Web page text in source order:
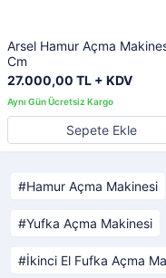
Arsel Hamur Açma
Cm
27.000,00 TL + KDV
Sepete Ekle
Hamur Açma Makinesi
Yufka Açma Makinesi
İkinci El Fufka Açma